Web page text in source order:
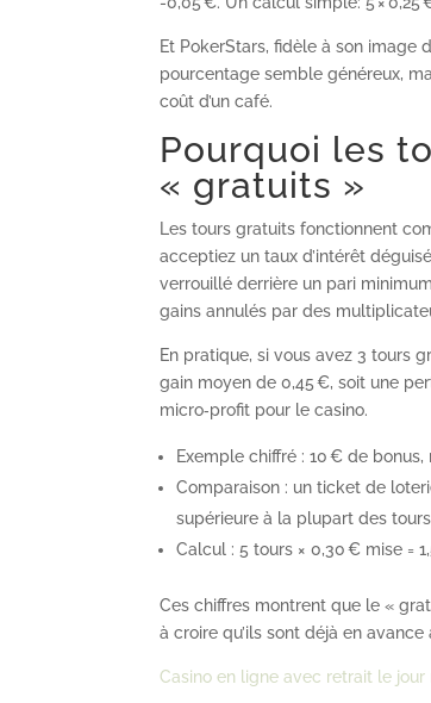
Et PokerStars, fidèle à son image
pourcentage semble généreux,
coût d’un café.
Pourquoi les
« gratuits »
Les tours gratuits fonctionnent
acceptiez un taux d’intérêt
verrouillé derrière un pari
gains annulés par des
En pratique, si vous avez 3 tours
gain moyen de 0,45 €, soit une
micro‑profit pour le casino.
Exemple chiffré : 10 € de
Comparaison : un ticket de
supérieure à la plupart des
Calcul : 5 tours × 0,30 € mise =
Ces chiffres montrent que le «
à croire qu’ils sont déjà en
Casino en ligne avec retrait le